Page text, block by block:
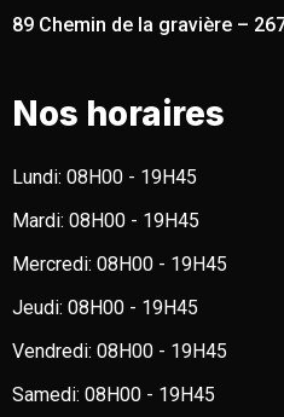
89 Chemin de la gravière –
Nos horaires
Lundi: 08H00 - 19H45
Mardi: 08H00 - 19H45
Mercredi: 08H00 - 19H45
Jeudi: 08H00 - 19H45
Vendredi: 08H00 - 19H45
Samedi: 08H00 - 19H45